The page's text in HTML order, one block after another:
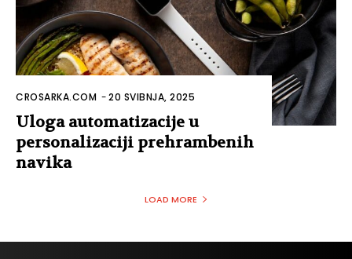
CROSARKA.COM -20 SVIBNJA, 2025
Uloga automatizacije u
personalizaciji prehrambenih
navika
LOAD MORE